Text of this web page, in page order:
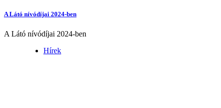
A Látó nívódíjai 2024-ben
A Látó nívódíjai 2024-ben
Hírek